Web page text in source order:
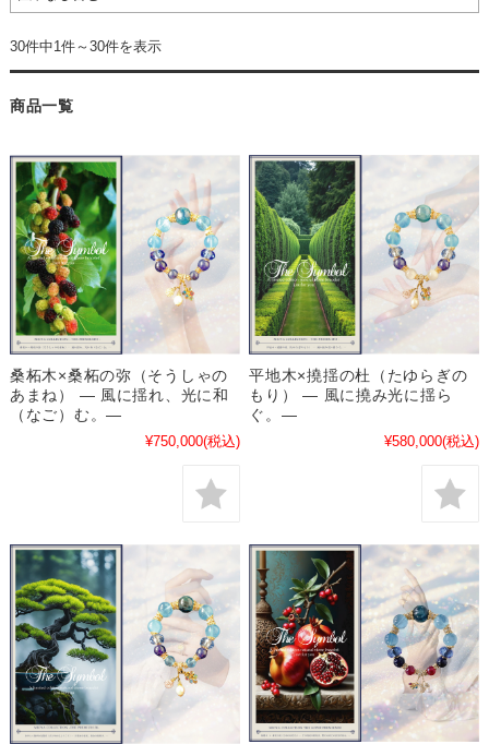
30件中1件～30件を表示
商品一覧
桑柘木×桑柘の弥（そうしゃの
あまね） ― 風に揺れ、光に和
（なご）む。―
¥750,000(税込)
平地木×撓揺の杜（たゆらぎの
もり） ― 風に撓み光に揺ら
ぐ。―
¥580,000(税込)